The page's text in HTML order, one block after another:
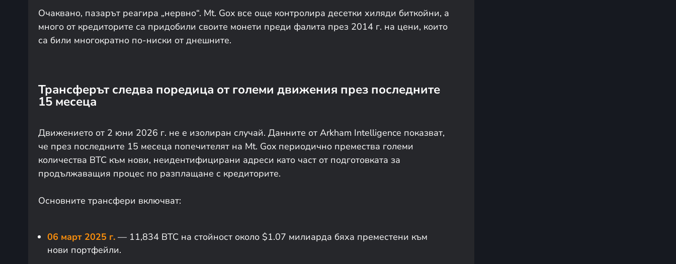
Очаквано, пазарът реагира „нервно“. Mt. Gox все още контролира десетки хиляди биткойни, а
много от кредиторите са придобили своите монети преди фалита през 2014 г. на цени, които
са били многократно по-ниски от днешните.
Трансферът следва поредица от големи движения през последните
15 месеца
Движението от 2 юни 2026 г. не е изолиран случай. Данните от Arkham Intelligence показват,
че през последните 15 месеца попечителят на Mt. Gox периодично премества големи
количества BTC към нови, неидентифицирани адреси като част от подготовката за
продължаващия процес по разплащане с кредиторите.
Основните трансфери включват:
06 март 2025 г. — 11,834 BTC на стойност около $1.07 милиарда бяха преместени към
нови портфейли.